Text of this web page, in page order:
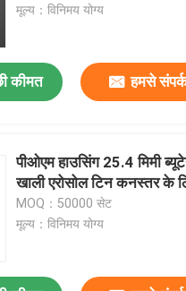
मूल्य：विनिमय योग्य
कीमत हमसे
पीओएम हाउसिंग 25.4 मिमी
खाली एरोसोल टिन कनस्तर के
MOQ：50000 सेट
मूल्य：विनिमय योग्य